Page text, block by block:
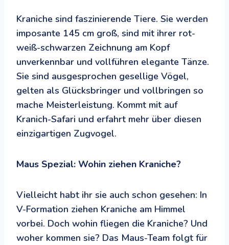
Kraniche sind faszinierende Tiere. Sie werden
imposante 145 cm groß, sind mit ihrer rot-
weiß-schwarzen Zeichnung am Kopf
unverkennbar und vollführen elegante Tänze.
Sie sind ausgesprochen gesellige Vögel,
gelten als Glücksbringer und vollbringen so
mache Meisterleistung. Kommt mit auf
Kranich-Safari und erfahrt mehr über diesen
einzigartigen Zugvogel.
Maus Spezial: Wohin ziehen Kraniche?
Vielleicht habt ihr sie auch schon gesehen: In
V-Formation ziehen Kraniche am Himmel
vorbei. Doch wohin fliegen die Kraniche? Und
woher kommen sie? Das Maus-Team folgt für